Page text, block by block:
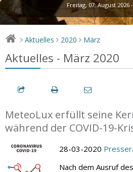
Freitag, 07. August 2026
> Aktuelles > 2020 > März
Aktuelles - März 2020
MeteoLux erfüllt seine
während der COVID-19-
28-03-2020
Nach dem Ausruf